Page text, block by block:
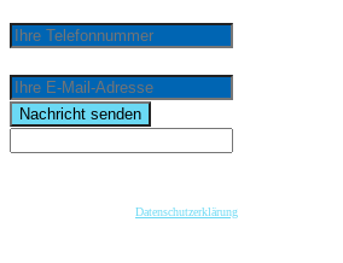
Nachricht senden
Datenschutzerklärung